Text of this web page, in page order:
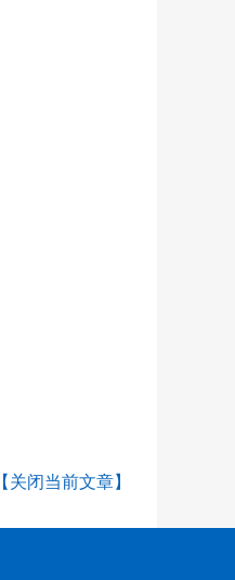
【关闭当前文章】